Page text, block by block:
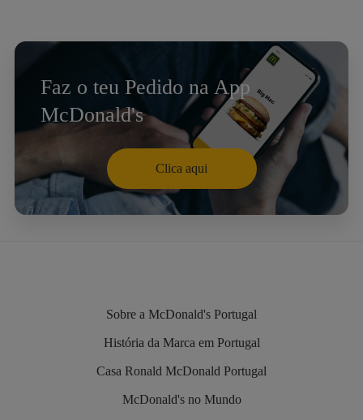
Faz o teu Pedido na App
McDonald's
Clica aqui
Sobre a McDonald's Portugal
História da Marca em Portugal
Casa Ronald McDonald Portugal
McDonald's no Mundo